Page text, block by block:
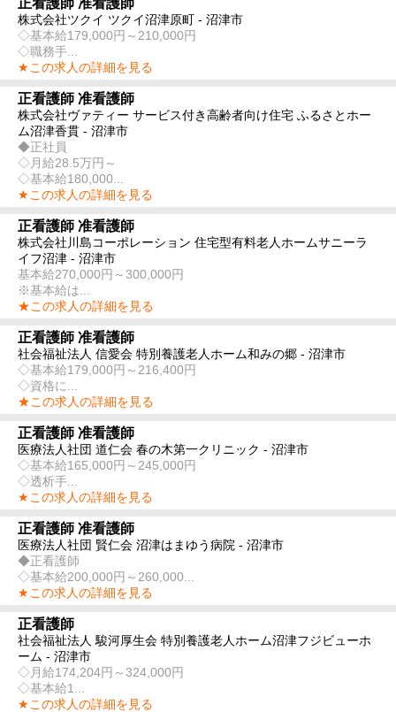
株式会社ツクイ ツクイ沼津原町 - 沼津市
◇基本給179,000円～210,000円
◇職務手...
★この求人の詳細を見る
正看護師 准看護師
株式会社ヴァティー サービス付き高齢者向け住宅 ふるさとホー
ム沼津香貫 - 沼津市
◆正社員
◇月給28.5万円～
◇基本給180,000...
★この求人の詳細を見る
正看護師 准看護師
株式会社川島コーポレーション 住宅型有料老人ホームサニーラ
イフ沼津 - 沼津市
基本給270,000円～300,000円
※基本給は...
★この求人の詳細を見る
正看護師 准看護師
社会福祉法人 信愛会 特別養護老人ホーム和みの郷 - 沼津市
◇基本給179,000円～216,400円
◇資格に...
★この求人の詳細を見る
正看護師 准看護師
医療法人社団 道仁会 春の木第一クリニック - 沼津市
◇基本給165,000円～245,000円
◇透析手...
★この求人の詳細を見る
正看護師 准看護師
医療法人社団 賢仁会 沼津はまゆう病院 - 沼津市
◆正看護師
◇基本給200,000円～260,000...
★この求人の詳細を見る
正看護師
社会福祉法人 駿河厚生会 特別養護老人ホーム沼津フジビューホ
ーム - 沼津市
◇月給174,204円～324,000円
◇基本給1...
★この求人の詳細を見る